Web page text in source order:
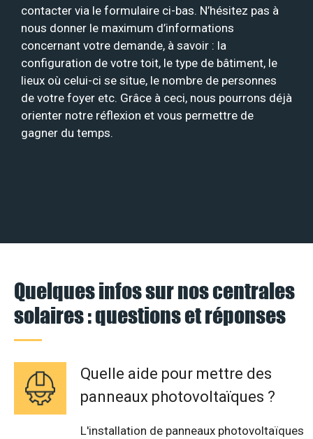
contacter via le formulaire ci-bas. N’hésitez pas à
nous donner le maximum d’informations
concernant votre demande, à savoir : la
configuration de votre toit, le type de bâtiment, le
lieux où celui-ci se situe, le nombre de personnes
de votre foyer etc. Grâce à ceci, nous pourrons déjà
orienter notre réflexion et vous permettre de
gagner du temps.
Quelques infos sur nos centrales
solaires : questions et réponses
Quelle aide pour mettre des
panneaux photovoltaïques ?
L'installation de panneaux photovoltaïques